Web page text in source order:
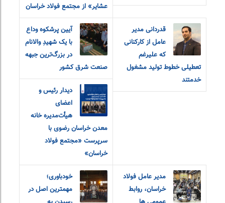
عشایر» از مجتمع فولاد خراسان
قدردانی مدیر
عامل از کارکنانی
که علیرغم
تعطیلی خطوط تولید مشغول
خدمتند
آیین پرشکوه وداع
با یک شهیدِ والانام
در بزرگ‌ترین جبهه
صنعت شرق کشور
دیدار رئیس و
اعضای
هیأت‌مدیره خانه
معدن خراسان رضوی با
سرپرست «مجتمع فولاد
خراسان»
مدیر عامل فولاد
خراسان، روابط
خودباوری؛
مهمترین اصل در